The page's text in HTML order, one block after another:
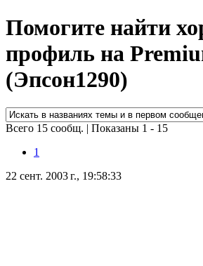
Помогите найти
профиль на
(Эпсон1290)
Всего 15 сообщ. | Показаны 1 - 15
1
22 сент. 2003 г., 19:58:33